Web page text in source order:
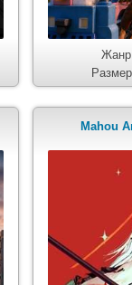
Mahou